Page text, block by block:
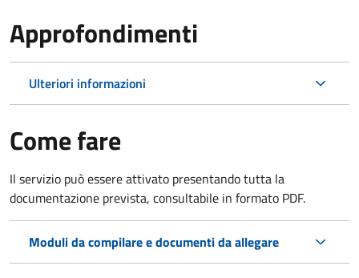
Approfondimenti
Ulteriori informazioni
Come fare
Il servizio può essere attivato presentando tutta la
documentazione prevista, consultabile in formato PDF.
Moduli da compilare e documenti da allegare